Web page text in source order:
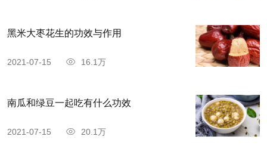
黑米大枣花生的功效与作用
2021-07-15 16.1万
南瓜和绿豆一起吃有什么功效
2021-07-15 20.1万